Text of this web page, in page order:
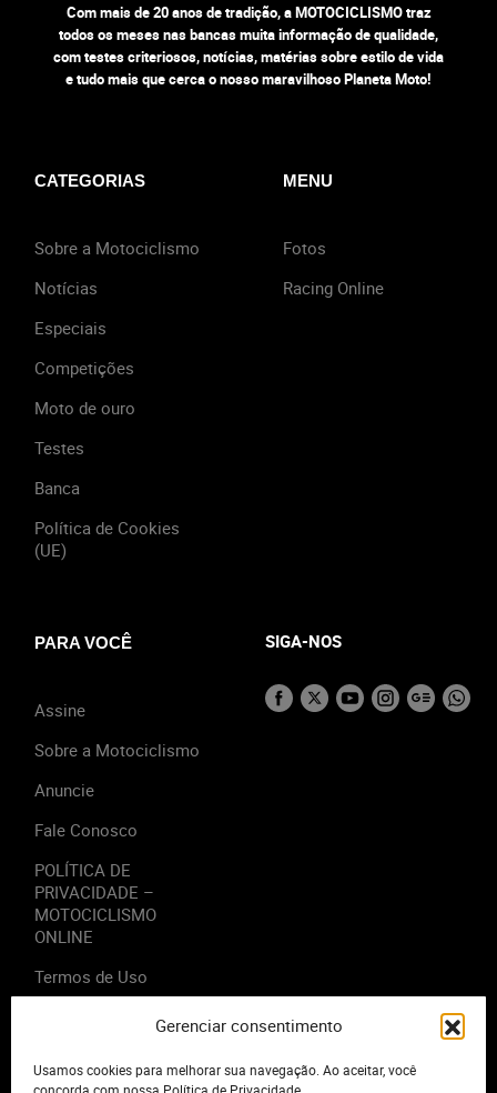
Gerenciar consentimento
Usamos cookies para melhorar sua navegação. Ao aceitar, você
Com mais de 20 anos de tradição, a MOTOCICLISMO traz
todos os meses nas bancas muita informação de qualidade,
com testes criteriosos, notícias, matérias sobre estilo de vida
e tudo mais que cerca o nosso maravilhoso Planeta Moto!
CATEGORIAS
Sobre a Motociclismo
Notícias
Especiais
Competições
Moto de ouro
Testes
Banca
Política de Cookies
(UE)
MENU
Fotos
Racing Online
PARA VOCÊ
Assine
Sobre a Motociclismo
Anuncie
Fale Conosco
POLÍTICA DE
PRIVACIDADE –
MOTOCICLISMO
ONLINE
Termos de Uso
SIGA-NOS
2023 - Editora Motor Midia. Todos os direitos reservados.